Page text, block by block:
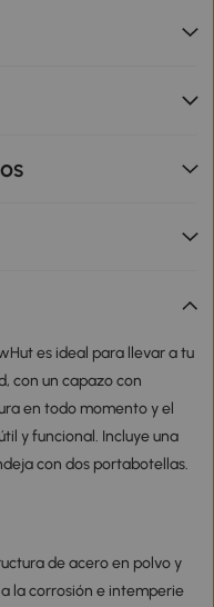
es ideal para llevar a tu
con un capazo con
en todo momento y el
y funcional. Incluye una
con dos portabotellas.
de acero en polvo y
la corrosión e intemperie